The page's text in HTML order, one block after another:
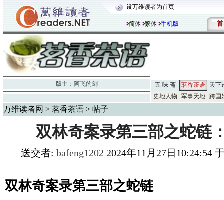
设万维读者为首页
简体 繁体 手机版 首
版主： 阿飞的剑 五 味 斋 茗香茶语
天下
史地人物
军事天地 跨国
万维读者网 > 茗香茶语 > 帖子
双林奇案录第三部之蛇链
送交者: bafeng1202 2024年11月27日10:24:54
双林奇案录第三部之蛇链